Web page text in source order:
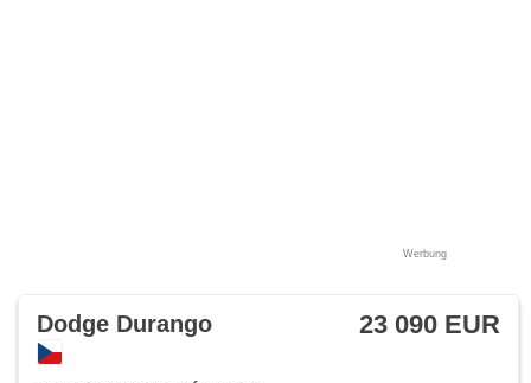
Werbung
Dodge Durango 23 090 EUR